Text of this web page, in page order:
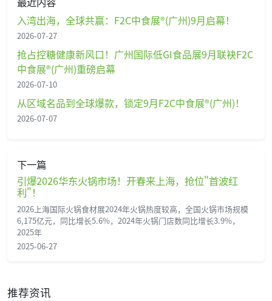
入湾出海，全球共赢：F2C中食展®(广州)9月启幕！
2026-07-27
抢占控糖健康新风口！广州国际低GI食品展9月联袂F2C
中食展®(广州)重磅启幕
2026-07-10
从区域名品到全球爆款，锁定9月F2C中食展®(广州)！
2026-07-07
下一篇
引爆2026华东火锅市场！开春来上海，抢位"首波红
利"！
2026上海国际火锅食材展2024年火锅热度较高，全国火锅市场规模
6,175亿元，同比增长5.6%，2024年火锅门店数同比增长3.9%，
2025年
2025-06-27
推荐资讯